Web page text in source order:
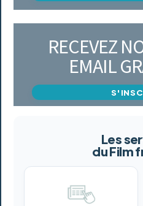
RECEVEZ
EMAIL
Les
du Film